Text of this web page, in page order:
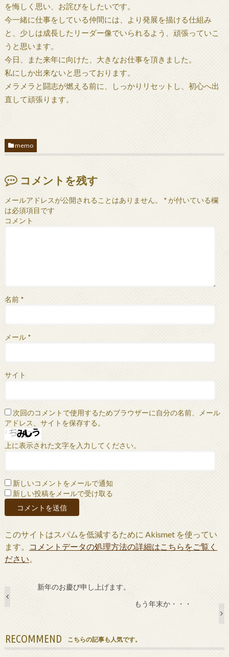
を悔しく思い、お詫びをしたいです。
今一緒に仕事をしている仲間には、より発展を描ける仕組み
と、少しは成長したリーダー像でいられるよう、頑張っていこ
うと思います。
今日、また来年に向けた、大きなお仕事を頂きました。
私にしか出来ないと思っております。
メラメラと闘志が燃える前に、しっかりリセットし、初心へ出
直して頑張ります。
memo
コメントを残す
メールアドレスが公開されることはありません。 *が付いている欄
は必須項目です
コメント
名前 *
メール *
サイト
次回のコメントで使用するためブラウザーに自分の名前、メール
アドレス、サイトを保存する。
上に表示された文字を入力してください。
新しいコメントをメールで通知
新しい投稿をメールで受け取る
このサイトはスパムを低減するために Akismet を使ってい
ます。
コメントデータの処理方法の詳細はこちらをご覧く
ださい
新年のお慶び申し上げます。
もう年末か・・・
RECOMMEND こちらの記事も人気です。